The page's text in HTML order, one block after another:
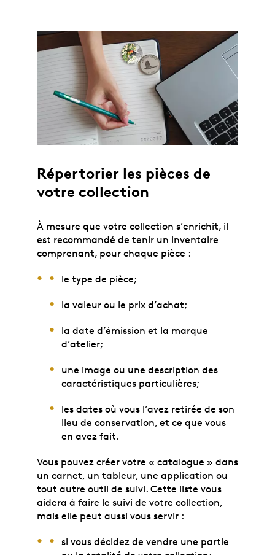
Répertorier les pièces de
votre collection
À mesure que votre collection s’enrichit, il
est recommandé de tenir un inventaire
comprenant, pour chaque pièce :
le type de pièce;
la valeur ou le prix d’achat;
la date d’émission et la marque
d’atelier;
une image ou une description des
caractéristiques particulières;
les dates où vous l’avez retirée de son
lieu de conservation, et ce que vous
en avez fait.
Vous pouvez créer votre « catalogue » dans
un carnet, un tableur, une application ou
tout autre outil de suivi. Cette liste vous
aidera à faire le suivi de votre collection,
mais elle peut aussi vous servir :
si vous décidez de vendre une partie